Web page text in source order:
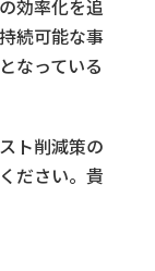
効率化を追
続可能な事
なっている
ト削減策の
ださい。貴